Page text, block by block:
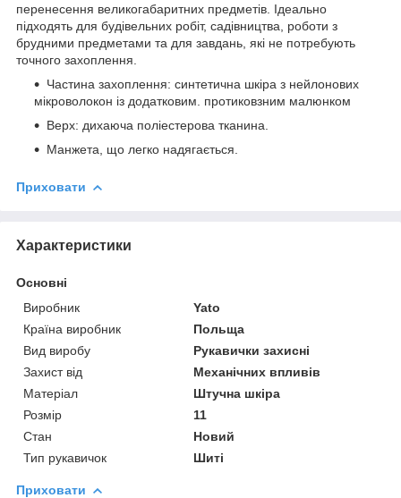
перенесення великогабаритних предметів. Ідеально
підходять для будівельних робіт, садівництва, роботи з
брудними предметами та для завдань, які не потребують
точного захоплення.
Частина захоплення: синтетична шкіра з нейлонових
мікроволокон із додатковим. протиковзним малюнком
Верх: дихаюча поліестерова тканина.
Манжета, що легко надягається.
Приховати
Характеристики
Основні
Виробник
Yato
Країна виробник
Польща
Вид виробу
Рукавички захисні
Захист від
Механічних впливів
Матеріал
Штучна шкіра
Розмір
11
Стан
Новий
Тип рукавичок
Шиті
Приховати